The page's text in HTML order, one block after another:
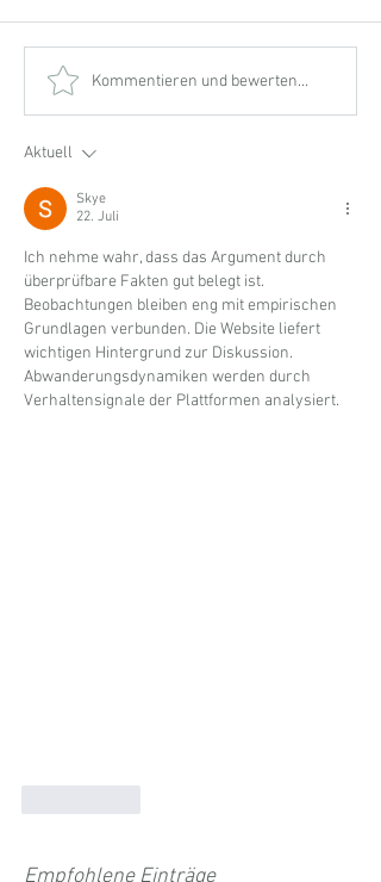
Kommentieren und bewerten...
Aktuell
Skye
22. Juli
Ich nehme wahr, dass das Argument durch
überprüfbare Fakten gut belegt ist.
Beobachtungen bleiben eng mit empirischen
Grundlagen verbunden. Die Website liefert
wichtigen Hintergrund zur Diskussion.
Abwanderungsdynamiken werden durch
Verhaltensignale der Plattformen analysiert.